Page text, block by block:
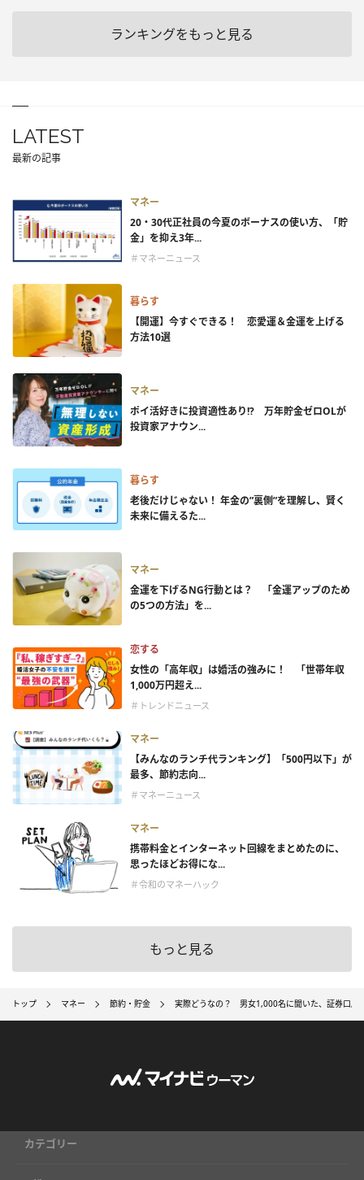
ランキングをもっと見る
LATEST
最新の記事
マネー
20・30代正社員の今夏のボーナスの使い方、「貯
金」を抑え3年...
＃マネーニュース
暮らす
【開運】今すぐできる！ 恋愛運＆金運を上げる
方法10選
マネー
ポイ活好きに投資適性あり!? 万年貯金ゼロOLが
投資家アナウン...
暮らす
老後だけじゃない！ 年金の”裏側”を理解し、賢く
未来に備えるた...
マネー
金運を下げるNG行動とは？ 「金運アップのため
の5つの方法」を...
恋する
女性の「高年収」は婚活の強みに！ 「世帯年収
1,000万円超え...
＃トレンドニュース
マネー
【みんなのランチ代ランキング】「500円以下」が
最多、節約志向...
＃マネーニュース
マネー
携帯料金とインターネット回線をまとめたのに、
思ったほどお得にな...
＃令和のマネーハック
もっと見る
トップ マネー 節約・貯金 実際どうなの？ 男女1,000名に聞いた、証券口座
カテゴリー